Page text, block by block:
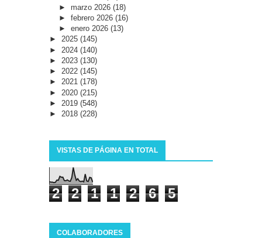
► marzo 2026 (18)
► febrero 2026 (16)
► enero 2026 (13)
► 2025 (145)
► 2024 (140)
► 2023 (130)
► 2022 (145)
► 2021 (178)
► 2020 (215)
► 2019 (548)
► 2018 (228)
VISTAS DE PÁGINA EN TOTAL
2 2 1 1 2 6 5
COLABORADORES